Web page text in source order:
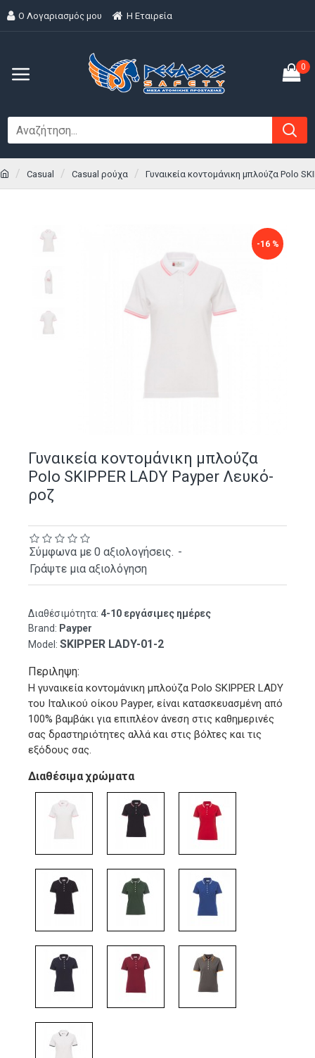
Ο Λογαριασμός μου H Εταιρεία
0
Casual Casual ρούχα Γυναικεία κοντομάνικη μπλούζα Polo
-16 %
Γυναικεία κοντομάνικη μπλούζα
Polo SKIPPER LADY Payper Λευκό-
ροζ
Διαθέσιμότητα: 4-10 εργάσιμες ημέρες
Brand: Payper
Model: SKIPPER LADY-01-2
Σύμφωνα με 0 αξιολογήσεις. -
Γράψτε μια αξιολόγηση
Περιληψη:
Η γυναικεία κοντομάνικη μπλούζα Polo SKIPPER LADY
του Ιταλικού οίκου Payper, είναι κατασκευασμένη από
100% βαμβάκι για επιπλέον άνεση στις καθημερινές
σας δραστηριότητες αλλά και στις βόλτες και τις
εξόδους σας.
Διαθέσιμα χρώματα